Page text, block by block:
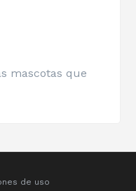
mascotas que
de uso